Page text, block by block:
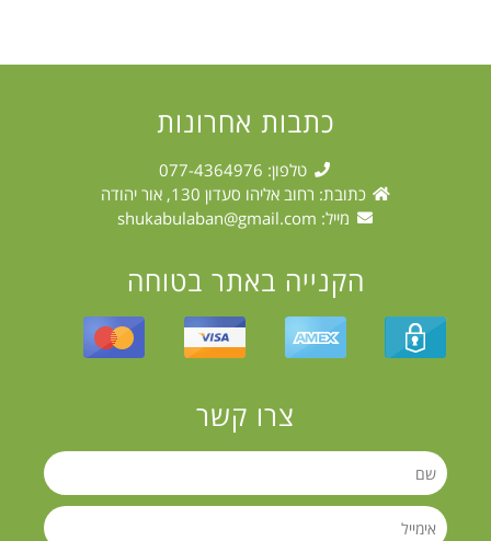
כתבות אחרונות
טלפון: 077-4364976
כתובת: רחוב אליהו סעדון 130, אור יהודה
מייל: shukabulaban@gmail.com
הקנייה באתר בטוחה
צרו קשר